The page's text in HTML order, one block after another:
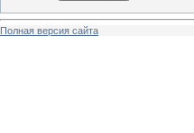
Полная версия сайта